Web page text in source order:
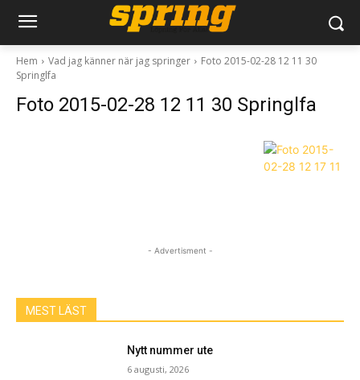
Hem Vad jag känner när jag springer
Foto 2015-02-28 12 11 30
Springlfa
Foto 2015-02-28 12 11 30 Springlfa
- Advertisment -
MEST LÄST
Nytt nummer ute
6 augusti, 2026